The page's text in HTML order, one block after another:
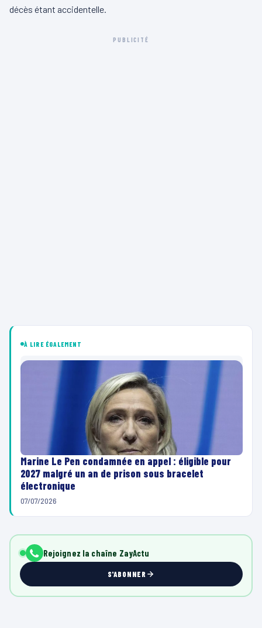
décès étant accidentelle.
PUBLICITÉ
À LIRE ÉGALEMENT
Marine Le Pen condamnée en appel : éligible pour
2027 malgré un an de prison sous bracelet
électronique
07/07/2026
Rejoignez la chaîne ZayActu
S'ABONNER